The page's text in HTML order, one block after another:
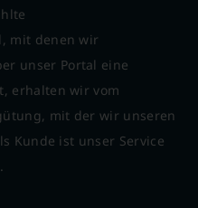
mit denen wir
unser Portal eine
erhalten wir vom
mit der wir unseren
Kunde ist unser Service